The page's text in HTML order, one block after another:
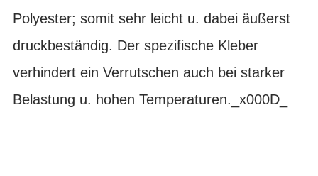
Polyester; somit sehr leicht u. dabei äußerst
druckbeständig. Der spezifische Kleber
verhindert ein Verrutschen auch bei starker
Belastung u. hohen Temperaturen._x000D_